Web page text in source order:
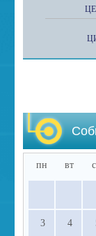
пн вт
3 4